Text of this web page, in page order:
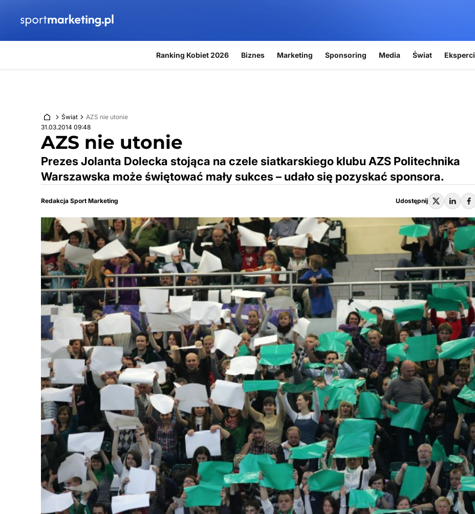
Ranking Kobiet 2026 Biznes Marketing Sponsoring Media Świat Eksperci
Świat
AZS nie utonie
31.03.2014 09:48
AZS nie utonie
Prezes Jolanta Dolecka stojąca na czele siatkarskiego klubu AZS Politechnika
Warszawska może świętować mały sukces – udało się pozyskać sponsora.
Redakcja Sport Marketing Udostępnij